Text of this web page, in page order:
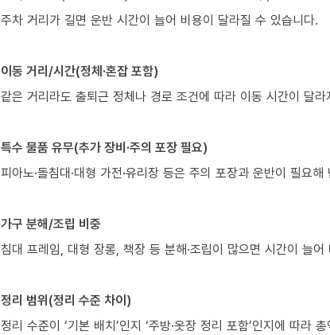
주차 거리가 길면 운반 시간이 늘어 비용이 달라질 수 있습니다.
이동 거리/시간(정체·혼잡 포함)
같은 거리라도 출퇴근 정체나 경로 조건에 따라 이동 시간이 달
특수 물품 유무(추가 장비·주의 포장 필요)
피아노·돌침대·대형 가전·유리장 등은 주의 포장과 운반이 필요
가구 분해/조립 비중
침대 프레임, 대형 장롱, 책장 등 분해·조립이 많으면 시간이 늘
정리 범위(정리 수준 차이)
정리 수준이 ‘기본 배치’인지 ‘주방·옷장 정리 포함’인지에 따라